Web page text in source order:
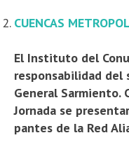
CUENCAS
El Instituto del
responsabi­lidad del
General Sarmiento.
Jornada se
pantes de la Red